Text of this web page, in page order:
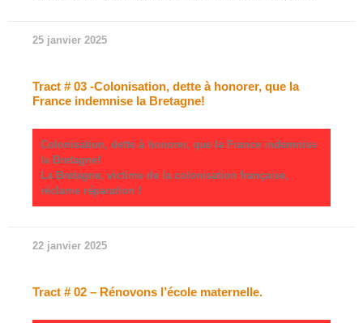
25 janvier 2025
Tract # 03 -Colonisation, dette à honorer, que la
France indemnise la Bretagne!
Colonisation, dette à honorer, que la France indemnise
la Bretagne!
La Bretagne, victime de la colonisation française,
réclame réparation !
22 janvier 2025
Tract # 02 – Rénovons l’école maternelle.